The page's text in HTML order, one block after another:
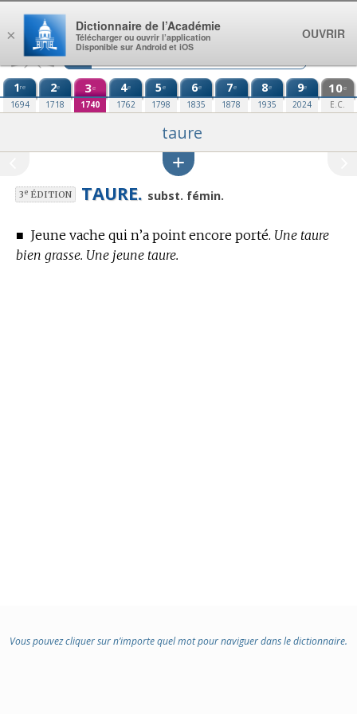
Aller au contenu
1re
1694
2e
1718
3e
1740
4e
1762
5e
1798
6e
1835
7e
1878
8e
1935
9e
2024
10e
E.C.
taure
3eÉDITION TAURE. subst. fémin.
■ Jeune vache qui n’a point encore porté. Une taure
bien grasse. Une jeune taure.
Vous pouvez cliquer sur n’importe quel mot pour naviguer dans le dictionnaire.
×
Dictionnaire de l’Académie
Télécharger ou ouvrir l’application
Disponible sur Android et iOS
OUVRIR